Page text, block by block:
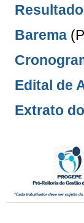
Barema
Edital de
Extrato